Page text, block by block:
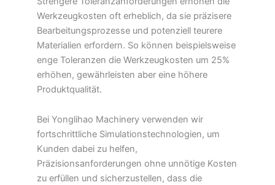
Werkzeugkosten oft erheblich, da sie präzisere
Bearbeitungsprozesse und potenziell teurere
Materialien erfordern. So können beispielsweise
enge Toleranzen die Werkzeugkosten um 25%
erhöhen, gewährleisten aber eine höhere
Produktqualität.
Bei Yonglihao Machinery verwenden wir
fortschrittliche Simulationstechnologien, um
Kunden dabei zu helfen,
Präzisionsanforderungen ohne unnötige Kosten
zu erfüllen und sicherzustellen, dass die